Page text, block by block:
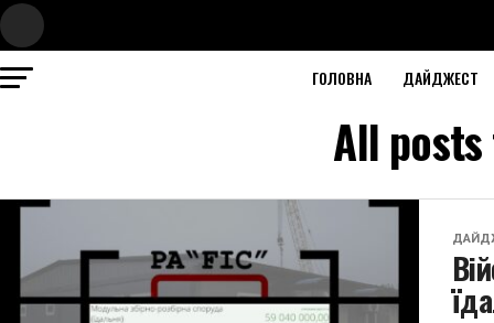
ГОЛОВНА ДАЙДЖЕСТ
All